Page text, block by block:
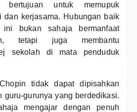
bertujuan untuk memupuk
dan kerjasama. Hubungan baik
ini bukan sahaja bermanfaat
tetapi juga membantu
sekolah di mata penduduk
tidak dapat dipisahkan
guru-gurunya yang berdedikasi.
mengajar dengan penuh